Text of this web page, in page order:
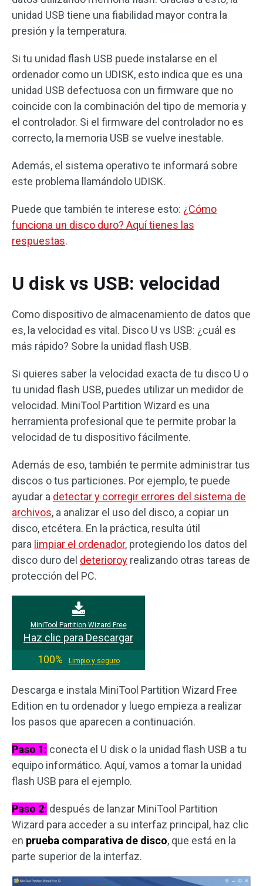
unidad USB tiene una fiabilidad mayor contra la
presión y la temperatura.
Si tu unidad flash USB puede instalarse en el
ordenador como un UDISK, esto indica que es una
unidad USB defectuosa con un firmware que no
coincide con la combinación del tipo de memoria y
el controlador. Si el firmware del controlador no es
correcto, la memoria USB se vuelve inestable.
Además, el sistema operativo te informará sobre
este problema llamándolo UDISK.
Puede que también te interese esto: ¿Cómo
funciona un disco duro? Aquí tienes las
respuestas.
U disk vs USB: velocidad
Como dispositivo de almacenamiento de datos que
es, la velocidad es vital. Disco U vs USB: ¿cuál es
más rápido? Sobre la unidad flash USB.
Si quieres saber la velocidad exacta de tu disco U o
tu unidad flash USB, puedes utilizar un medidor de
velocidad. MiniTool Partition Wizard es una
herramienta profesional que te permite probar la
velocidad de tu dispositivo fácilmente.
Además de eso, también te permite administrar tus
discos o tus particiones. Por ejemplo, te puede
ayudar a detectar y corregir errores del sistema de
archivos, a analizar el uso del disco, a copiar un
disco, etcétera. En la práctica, resulta útil
para limpiar el ordenador, protegiendo los datos del
disco duro del deterioroy realizando otras tareas de
protección del PC.
MiniTool Partition Wizard Free
Haz clic para Descargar
100%
Limpio y seguro
Descarga e instala MiniTool Partition Wizard Free
Edition en tu ordenador y luego empieza a realizar
los pasos que aparecen a continuación.
Paso 1: conecta el U disk o la unidad flash USB a tu
equipo informático. Aquí, vamos a tomar la unidad
flash USB para el ejemplo.
Paso 2: después de lanzar MiniTool Partition
Wizard para acceder a su interfaz principal, haz clic
en prueba comparativa de disco, que está en la
parte superior de la interfaz.